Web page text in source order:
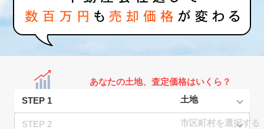
あなたの土地、査定価格はいくら？
STEP 1
STEP 2
お問い合わせ